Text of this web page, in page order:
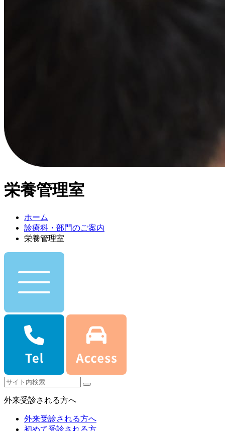
栄養管理室
ホーム
診療科・部門のご案内
栄養管理室
外来受診される方へ
外来受診される方へ
初めて受診される方